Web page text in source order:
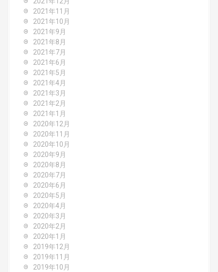
2021年11月
2021年10月
2021年9月
2021年8月
2021年7月
2021年6月
2021年5月
2021年4月
2021年3月
2021年2月
2021年1月
2020年12月
2020年11月
2020年10月
2020年9月
2020年8月
2020年7月
2020年6月
2020年5月
2020年4月
2020年3月
2020年2月
2020年1月
2019年12月
2019年11月
2019年10月